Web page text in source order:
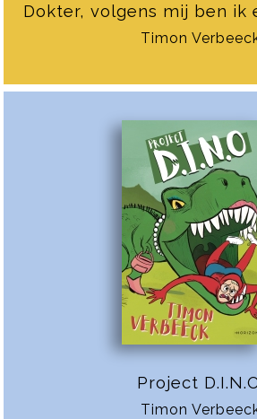
Dokter, volgens mij ben ik
Timon
Project
Timon